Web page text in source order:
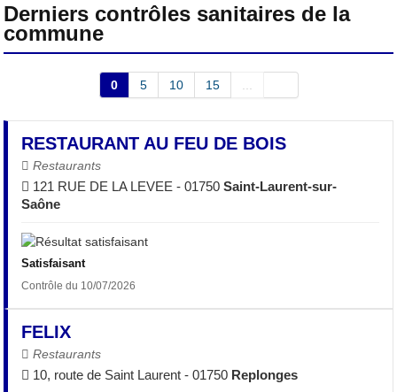
Derniers contrôles sanitaires de la
commune
0 5 10 15
RESTAURANT AU FEU DE BOIS
Restaurants
121 RUE DE LA LEVEE - 01750Saint-Laurent-sur-
Saône
Satisfaisant
Contrôle du 10/07/2026
FELIX
Restaurants
10, route de Saint Laurent - 01750 Replonges